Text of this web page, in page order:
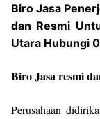
Biro Jasa
dan Resmi
Utara Hubungi
Biro Jasa resmi
Perusahaan